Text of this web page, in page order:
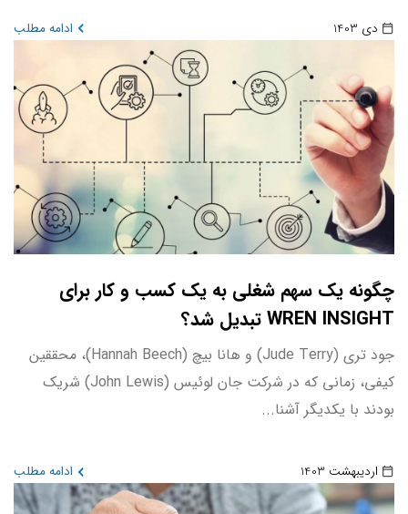
دی 1403 ادامه مطلب
چگونه یک سهم شغلی به یک کسب و کار برای
WREN INSIGHT تبدیل شد؟
جود تری (Jude Terry) و هانا بیچ (Hannah Beech)، محققین
کیفی، زمانی که در شرکت جان لوئیس (John Lewis) شریک
بودند با یکدیگر آشنا...
اردیبهشت 1403 ادامه مطلب